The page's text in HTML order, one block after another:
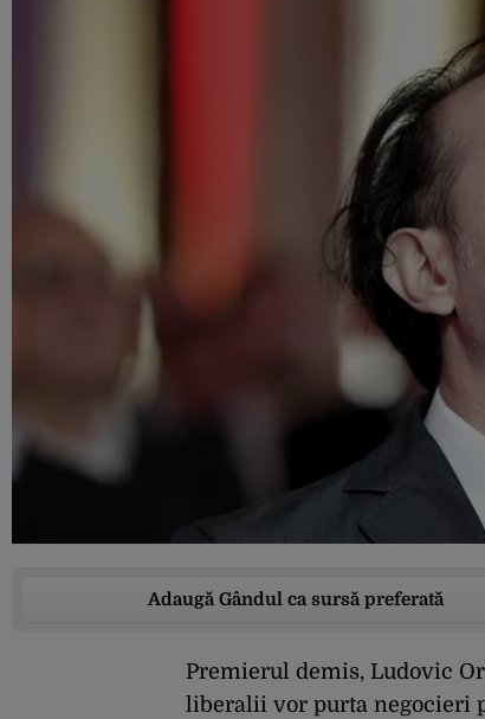
Adaugă Gândul ca sursă preferată
Premierul demis, Ludovic
liberalii vor purta negocieri